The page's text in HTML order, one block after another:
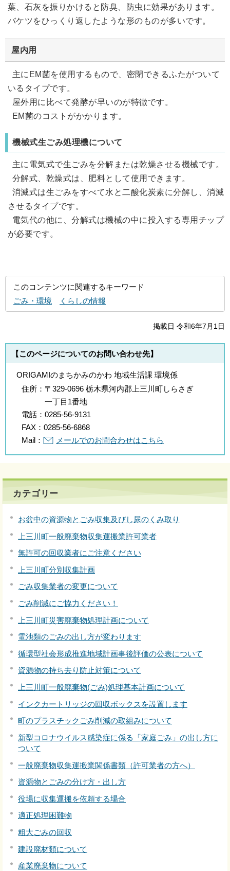
葉、石灰を振りかけると防臭、防虫に効果があります。
バケツをひっくり返したような形のものが多いです。
屋内用
主にEM菌を使用するもので、密閉できるふたがついて
いるタイプです。
屋外用に比べて発酵が早いのが特徴です。
EM菌のコストがかかります。
機械式生ごみ処理機について
主に電気式で生ごみを分解または乾燥させる機械です。
分解式、乾燥式は、肥料として使用できます。
消滅式は生ごみをすべて水と二酸化炭素に分解し、消滅
させるタイプです。
電気代の他に、分解式は機械の中に投入する専用チップ
が必要です。
このコンテンツに関連するキーワード
ごみ・環境
くらしの情報
掲載日 令和6年7月1日
【このページについてのお問い合わせ先】
ORIGAMIのまちかみのかわ 地域生活課 環境係
住所： 〒329-0696 栃木県河内郡上三川町しらさぎ
一丁目1番地
電話： 0285-56-9131
FAX： 0285-56-6868
Mail：
メールでのお問合わせはこちら
カテゴリー
お盆中の資源物とごみ収集及びし尿のくみ取り
上三川町一般廃棄物収集運搬業許可業者
無許可の回収業者にご注意ください
上三川町分別収集計画
ごみ収集業者の変更について
ごみ削減にご協力ください！
上三川町災害廃棄物処理計画について
電池類のごみの出し方が変わります
循環型社会形成推進地域計画事後評価の公表について
資源物の持ち去り防止対策について
上三川町一般廃棄物(ごみ)処理基本計画について
インクカートリッジの回収ボックスを設置します
町のプラスチックごみ削減の取組みについて
新型コロナウイルス感染症に係る「家庭ごみ」の出し方に
ついて
一般廃棄物収集運搬業関係書類（許可業者の方へ）
資源物とごみの分け方・出し方
役場に収集運搬を依頼する場合
適正処理困難物
粗大ごみの回収
建設廃材類について
産業廃棄物について